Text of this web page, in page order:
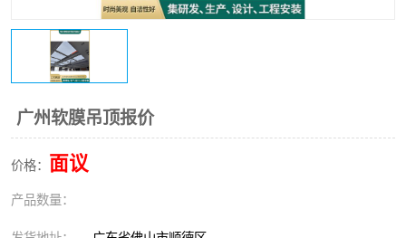
广州软膜吊顶报价
价格： 面议
产品数量：